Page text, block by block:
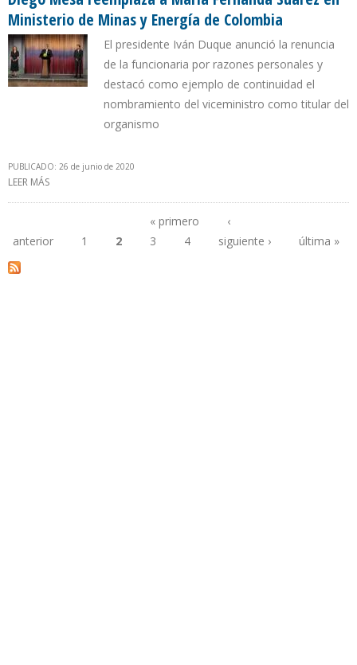
Ministerio de Minas y Energía de Colombia
El presidente Iván Duque anunció la renuncia
de la funcionaria por razones personales y
destacó como ejemplo de continuidad el
nombramiento del viceministro como titular del
organismo
PUBLICADO: 26 de junio de 2020
LEER MÁS
Páginas
« primero
‹
anterior
1 2 3 4 siguiente › última »